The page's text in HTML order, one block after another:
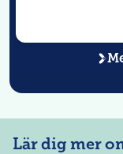
Lär dig mer